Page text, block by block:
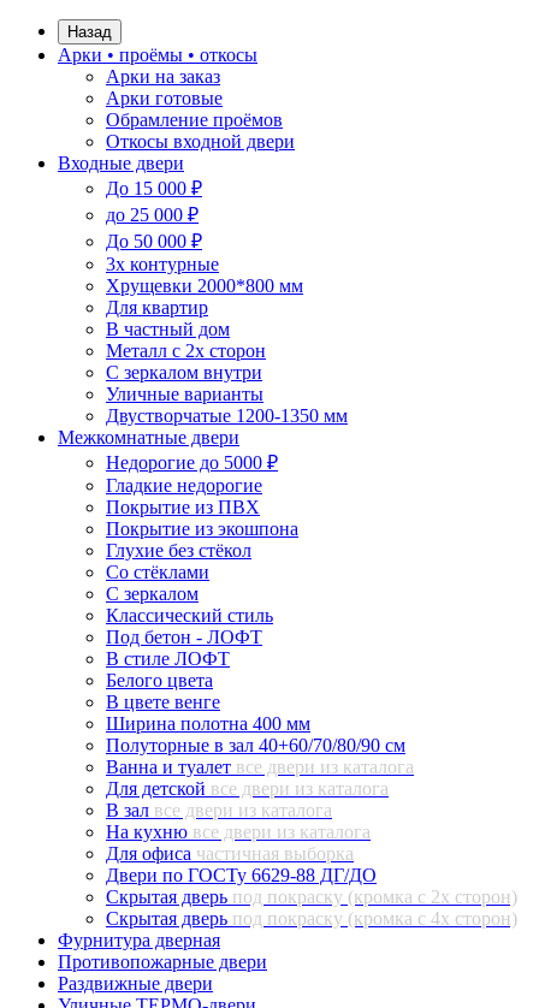
Назад
Арки • проёмы • откосы
Арки на заказ
Арки готовые
Обрамление проёмов
Откосы входной двери
Входные двери
До 15 000 ₽
до 25 000 ₽
До 50 000 ₽
3х контурные
Хрущевки 2000*800 мм
Для квартир
В частный дом
Металл с 2х сторон
С зеркалом внутри
Уличные варианты
Двустворчатые 1200-1350 мм
Межкомнатные двери
Недорогие до 5000 ₽
Гладкие недорогие
Покрытие из ПВХ
Покрытие из экошпона
Глухие без стёкол
Со стёклами
С зеркалом
Классический стиль
Под бетон - ЛОФТ
В стиле ЛОФТ
Белого цвета
В цвете венге
Ширина полотна 400 мм
Полуторные в зал 40+60/70/80/90 см
Ванна и туалет все двери из каталога
Для детской все двери из каталога
В зал все двери из каталога
На кухню все двери из каталога
Для офиса частичная выборка
Двери по ГОСТу 6629-88 ДГ/ДО
Скрытая дверь под покраску (кромка с 2х сторон)
Скрытая дверь под покраску (кромка с 4х сторон)
Фурнитура дверная
Противопожарные двери
Раздвижные двери